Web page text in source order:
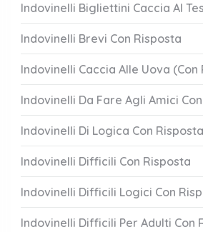
Indovinelli Bigliettini Caccia Al
Indovinelli Brevi Con Risposta
Indovinelli Caccia Alle Uova (Con
Indovinelli Da Fare Agli Amici
Indovinelli Di Logica Con Risposta
Indovinelli Difficili Con Risposta
Indovinelli Difficili Logici Con
Indovinelli Difficili Per Adulti Con